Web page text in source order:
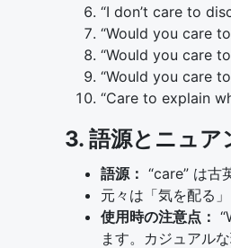
“I don’t care to
“Would you care to
“Would you care to
“Would you care to
“Care to explain
3. 語源とニュア
語源： “care” は古
元々は「気を配る
使用時の注意点：
ます。カジュアル